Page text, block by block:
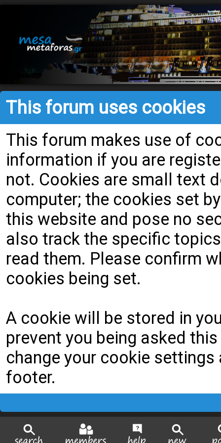
This forum uses cookies
This forum makes use of
information if you are
not. Cookies are small text
computer; the cookies set
this website and pose no
also track the specific
read them. Please confirm
cookies being set.
A cookie will be stored in
prevent you being asked
change your cookie
footer.